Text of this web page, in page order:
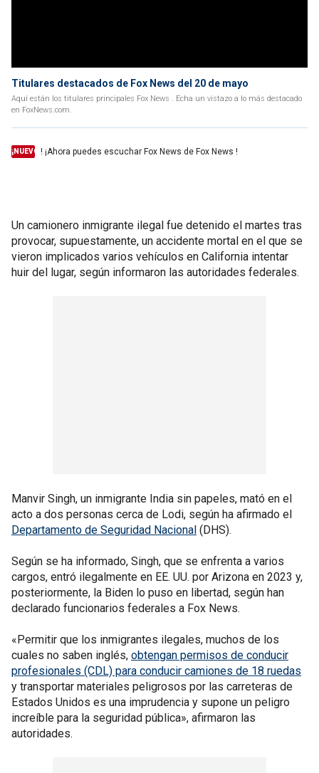
Titulares destacados de Fox News del 20 de mayo
Aquí están los titulares principales Fox News . Echa un vistazo a lo más destacado
en FoxNews.com.
¡NUEVO ! ¡Ahora puedes escuchar Fox News de Fox News !
Un camionero inmigrante ilegal fue detenido el martes tras
provocar, supuestamente, un accidente mortal en el que se
vieron implicados varios vehículos en California intentar
huir del lugar, según informaron las autoridades federales.
Manvir Singh, un inmigrante India sin papeles, mató en el
acto a dos personas cerca de Lodi, según ha afirmado el
Departamento de Seguridad Nacional (DHS).
Según se ha informado, Singh, que se enfrenta a varios
cargos, entró ilegalmente en EE. UU. por Arizona en 2023 y,
posteriormente, la Biden lo puso en libertad, según han
declarado funcionarios federales a Fox News.
«Permitir que los inmigrantes ilegales, muchos de los
cuales no saben inglés, obtengan permisos de conducir
profesionales (CDL) para conducir camiones de 18 ruedas
y transportar materiales peligrosos por las carreteras de
Estados Unidos es una imprudencia y supone un peligro
increíble para la seguridad pública», afirmaron las
autoridades.